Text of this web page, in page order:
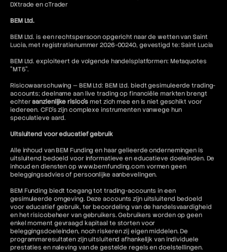
DXtrade en cTrader
BEM Ltd.
BEM Ltd. is een rechtspersoon opgericht naar de wetten van Saint
Lucia, met registratienummer 2026-00240, gevestigd te: Saint Lucia
BEM Ltd. exploiteert de volgende handelsplatformen: Metaquotes
"MT5".
Risicowaarschuwing — BEM Ltd: BEM Ltd. biedt gesimuleerde trading-
accounts; deelname aan live trading op financiële markten brengt
echteraanzienlijke risico'smet zich mee en is niet geschikt voor
iedereen. CFD's zijn complexe instrumenten vanwege hun
speculatieve aard.
Uitsluitend voor educatief gebruik
Alle inhoud van BEM Funding en haar gelieerde ondernemingen is
uitsluitend bedoeld voor informatieve en educatieve doeleinden. De
inhoud en diensten op www.bemfunding.com vormen geen
beleggingsadvies of persoonlijke aanbevelingen.
BEM Funding biedt toegang tot trading-accounts in een
gesimuleerde omgeving. Deze accounts zijn uitsluitend bedoeld
voor educatief gebruik, ter beoordeling van de handelsvaardigheid
en het risicobeheer van gebruikers. Gebruikers worden op geen
enkel moment gevraagd kapitaal te storten voor
beleggingsdoeleinden, noch riskeren zij eigen middelen. De
programmaresultaten zijn uitsluitend afhankelijk van individuele
prestaties en naleving van de gestelde regels en doelstellingen.